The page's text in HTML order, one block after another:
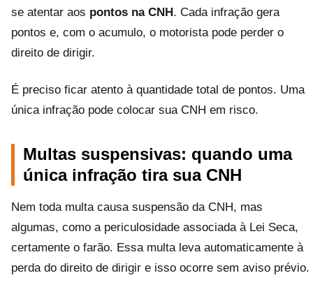
se atentar aos pontos na CNH . Cada infração gera
pontos e, com o acumulo, o motorista pode perder o
direito de dirigir.
É preciso ficar atento à quantidade total de pontos. Uma
única infração pode colocar sua CNH em risco.
Multas suspensivas: quando uma
única infração tira sua CNH
Nem toda multa causa suspensão da CNH, mas
algumas, como a periculosidade associada à Lei Seca,
certamente o farão. Essa multa leva automaticamente à
perda do direito de dirigir e isso ocorre sem aviso prévio.